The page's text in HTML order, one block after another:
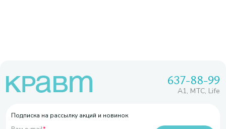
637-88-99
A1, МТС, Life
Подписка на рассылку акций и новинок